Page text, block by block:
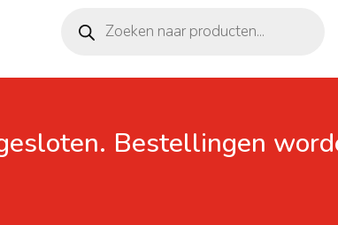
zoeken
Bestellingen